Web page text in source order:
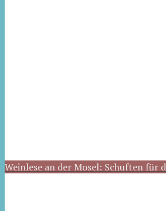
Weinlese an der Mosel: Schuften für